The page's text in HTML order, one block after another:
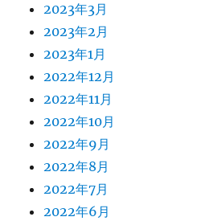
2023年3月
2023年2月
2023年1月
2022年12月
2022年11月
2022年10月
2022年9月
2022年8月
2022年7月
2022年6月